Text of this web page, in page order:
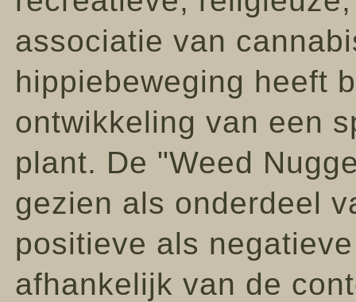
associatie van
hippiebeweging heeft
ontwikkeling van een
plant. De "Weed
gezien als onderdeel
positieve als
afhankelijk van de